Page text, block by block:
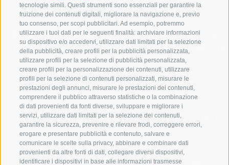
tecnologie simili. Questi strumenti sono essenziali per garantire la
fruizione dei contenuti digitali, migliorare la navigazione e, previo
tuo consenso, per scopi pubblicitari. Ad esempio, potremmo
utilizzare i tuoi dati per le seguenti finalità: archiviare informazioni
su dispositivo e/o accedervi, utilizzare dati limitati per la selezione
della pubblicità, creare profili per la pubblicità personalizzata,
utilizzare profili per la selezione di pubblicità personalizzata,
creare profili per la personalizzazione dei contenuti, utilizzare
profili per la selezione di contenuti personalizzati, misurare le
prestazioni degli annunci, misurare le prestazioni dei contenuti,
comprendere il pubblico attraverso statistiche o la combinazione
di dati provenienti da fonti diverse, sviluppare e migliorare i
servizi, utilizzare dati limitati per la selezione dei contenuti,
garantire la sicurezza, prevenire e rilevare frodi, correggere errori,
erogare e presentare pubblicità e contenuto, salvare e
comunicare le scelte sulla privacy, abbinare e combinare dati
provenienti da altre fonti di dati, collegare diversi dispositivi,
identificare i dispositivi in base alle informazioni trasmesse
BENVENUTI NELLA REGIONE
TURISTICA DI RACINES
VAL GIOVO
VAL RACINES
VAL RIDANNA
IMPIANTI DI RISALITA
SPORT E
MOMENTI
SCIARE
ESCURSIONI
ALTA
BIKE